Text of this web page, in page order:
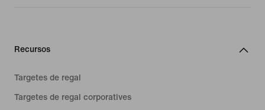
Recursos
Targetes de regal
Targetes de regal corporatives